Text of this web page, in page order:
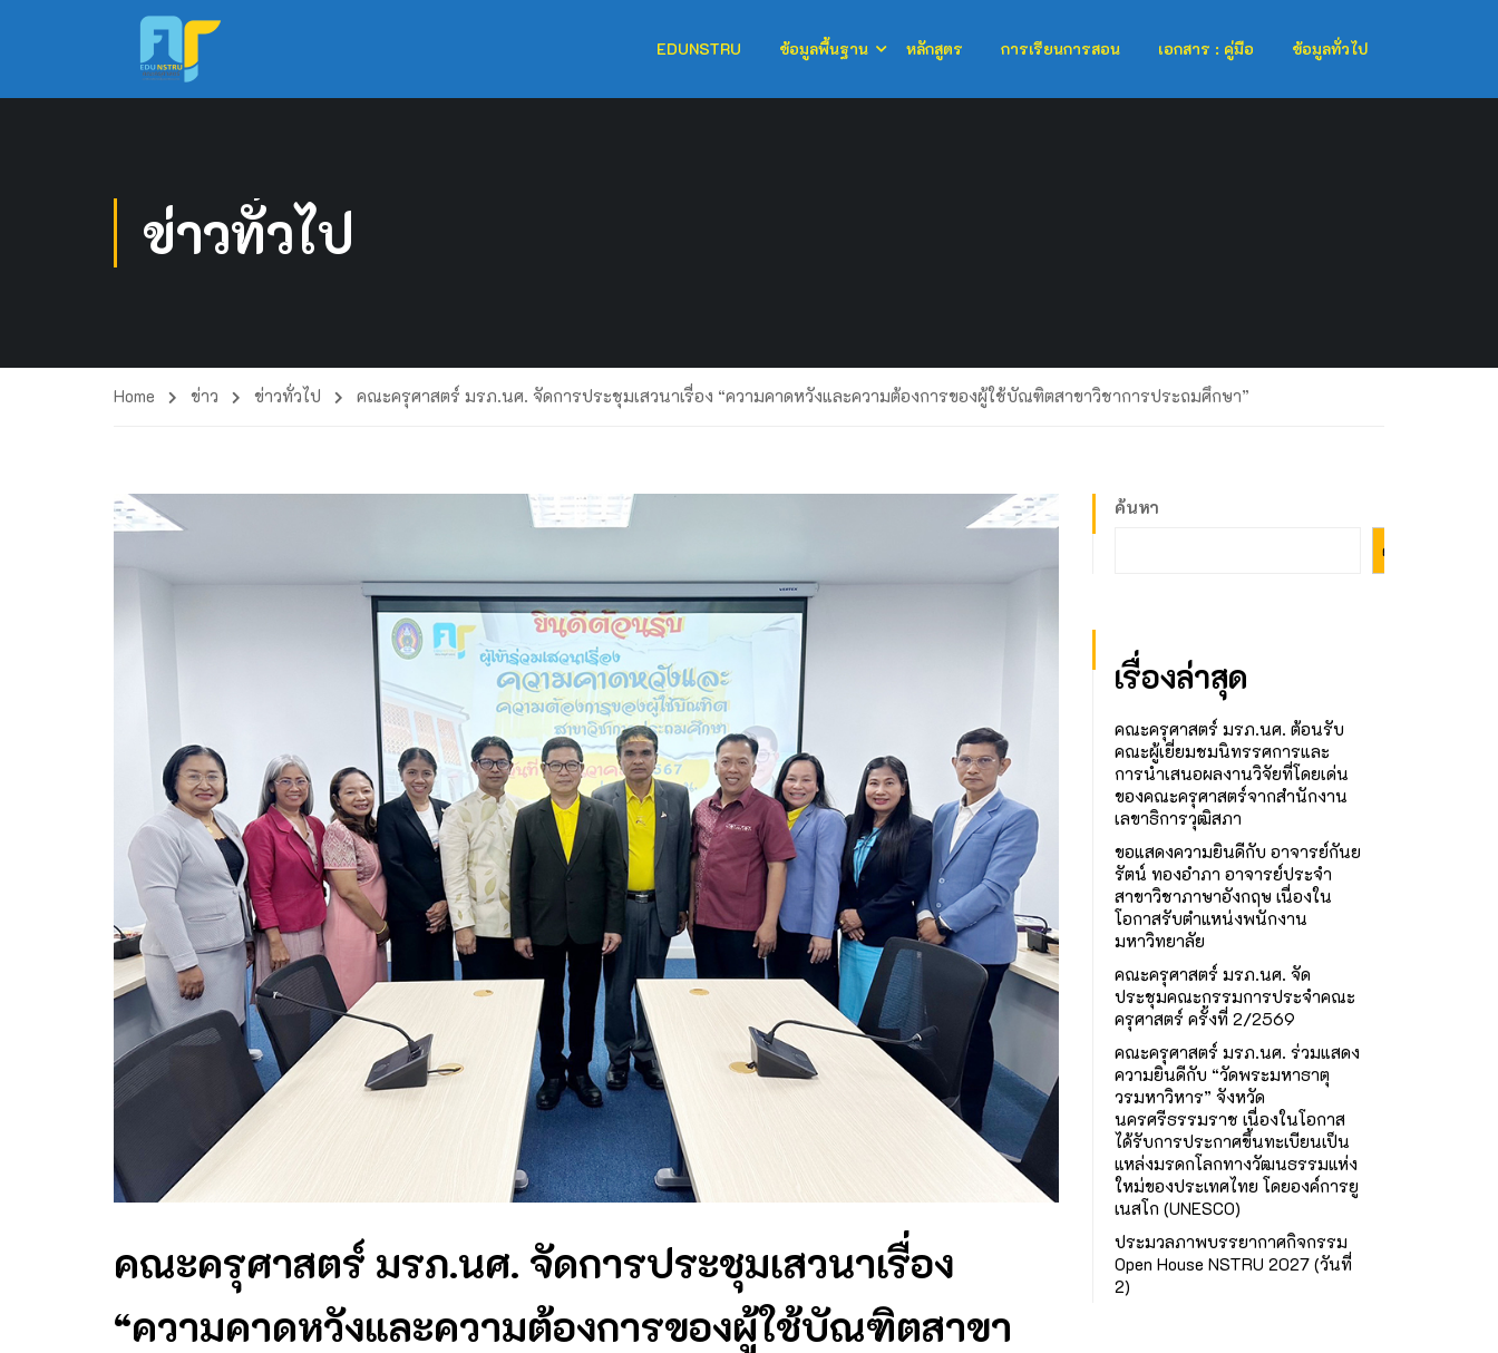
EDUNSTRU ข้อมูลพื้นฐาน หลักสูตร การเรียนการสอน เอกสาร : คู่มือ ข้อมูลทั่วไป
ข่าวทั่วไป
Home ข่าว ข่าวทั่วไป คณะครุศาสตร์ มรภ.นศ. จัดการประชุมเสวนาเรื่อง “ความคาดหวังและความต้องการของผู้ใช้บัณฑิตสาขาวิชาการประถมศึกษา”
คณะครุศาสตร์ มรภ.นศ. จัดการประชุมเสวนาเรื่อง
“ความคาดหวังและความต้องการของผู้ใช้บัณฑิตสาขา
ค้นหา
ค้นหา
เรื่องล่าสุด
คณะครุศาสตร์ มรภ.นศ. ต้อนรับ
คณะผู้เยี่ยมชมนิทรรศการและ
การนำเสนอผลงานวิจัยที่โดยเด่น
ของคณะครุศาสตร์จากสำนักงาน
เลขาธิการวุฒิสภา
ขอแสดงความยินดีกับ อาจารย์กันย
รัตน์ ทองอำภา อาจารย์ประจำ
สาขาวิชาภาษาอังกฤษ เนื่องใน
โอกาสรับตำแหน่งพนักงาน
มหาวิทยาลัย
คณะครุศาสตร์ มรภ.นศ. จัด
ประชุมคณะกรรมการประจำคณะ
ครุศาสตร์ ครั้งที่ 2/2569
คณะครุศาสตร์ มรภ.นศ. ร่วมแสดง
ความยินดีกับ “วัดพระมหาธาตุ
วรมหาวิหาร” จังหวัด
นครศรีธรรมราช เนื่องในโอกาส
ได้รับการประกาศขึ้นทะเบียนเป็น
แหล่งมรดกโลกทางวัฒนธรรมแห่ง
ใหม่ของประเทศไทย โดยองค์การยู
เนสโก (UNESCO)
ประมวลภาพบรรยากาศกิจกรรม
Open House NSTRU 2027 (วันที่
2)